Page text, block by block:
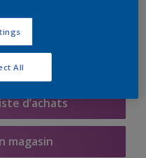
Calculer
d’achats
magasin
All